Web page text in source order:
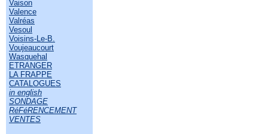
Vaison
Valence
Valréas
Vesoul
Voisins-Le-B.
Voujeaucourt
Wasquehal
ETRANGER
LA FRAPPE
CATALOGUES
in english
SONDAGE
RéFéRENCEMENT
VENTES